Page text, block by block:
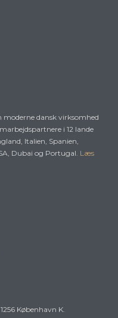
moderne dansk virksomhed
i 12 lande
Italien, Spanien,
Dubai og Portugal. Læs
København K.